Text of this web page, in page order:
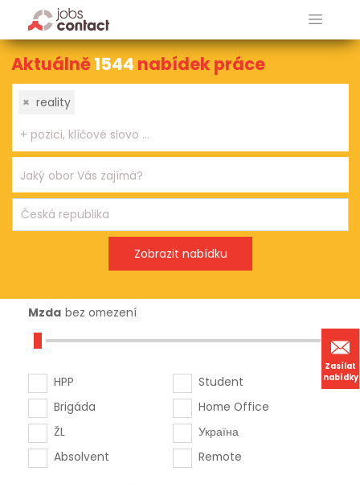
Zasílat
nabídky
Aktuálně1544 nabídek práce
× reality
Mzda bez omezení
HPP
Brigáda
ŽL
Absolvent
Student
Home Office
Україна
Remote